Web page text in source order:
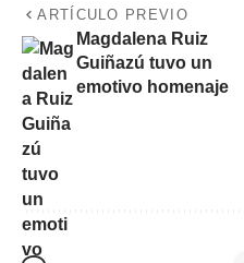
ARTÍCULO PREVIO
Magdalena Ruiz
Guiñazú tuvo un
emotivo homenaje